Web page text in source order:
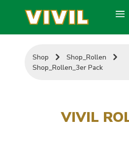
Zum Hauptinhalt springen
Shop
Shop_Rollen
Shop_Rollen_3er Pack
VIVIL